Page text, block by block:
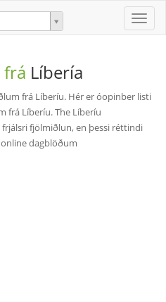
Toggle
frá Líbería
frá Líberíu. Hér er óopinber listi
frá Líberíu. The Líberíu
fjölmiðlun, en þessi réttindi
dagblöðum